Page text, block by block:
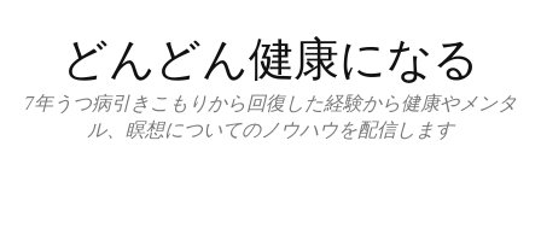
ン
どんどん健康になる
7年うつ病引きこもりから回復した経験から健康やメンタ
ル、瞑想についてのノウハウを配信します